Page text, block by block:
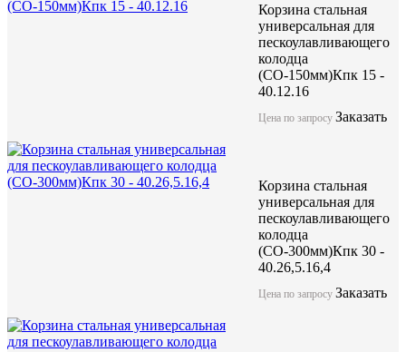
Корзина стальная
универсальная для
пескоулавливающего
колодца
(СО-150мм)Кпк 15 -
40.12.16
Цена по запросу Заказать
Корзина стальная
универсальная для
пескоулавливающего
колодца
(СО-300мм)Кпк 30 -
40.26,5.16,4
Цена по запросу Заказать